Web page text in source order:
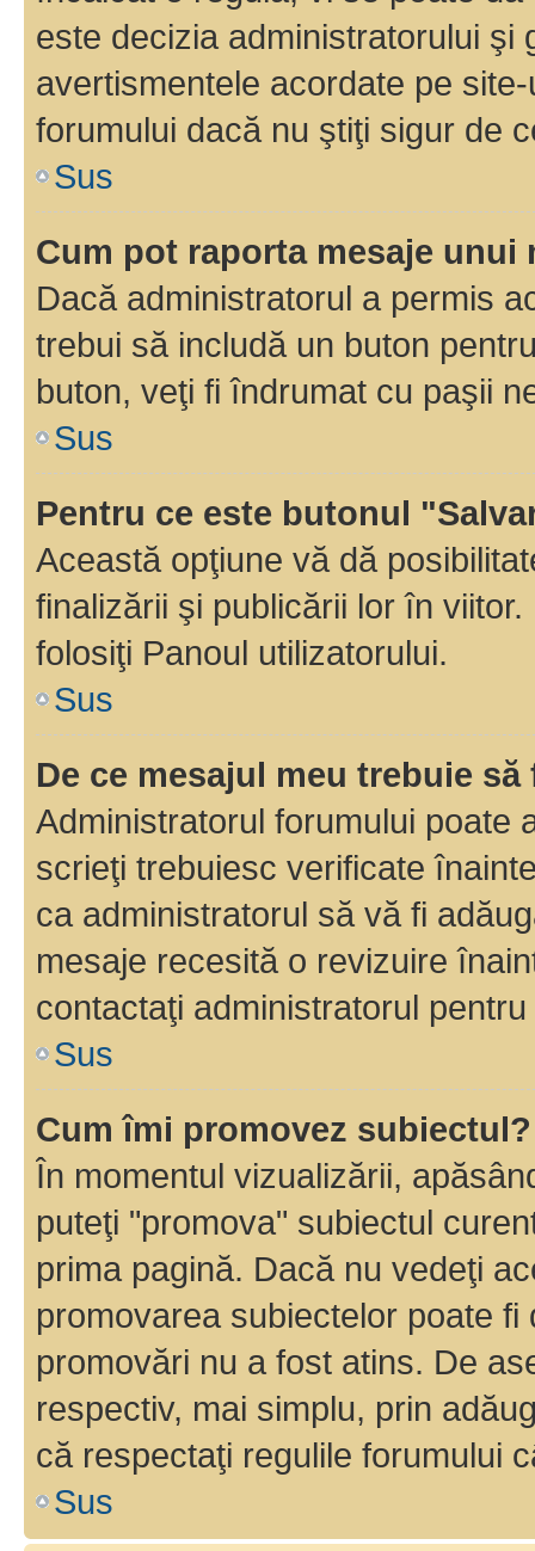
este decizia administratorului şi
avertismentele acordate pe
forumului dacă nu ştiţi sigur de
Sus
Cum pot raporta mesaje unui
Dacă administratorul a permis
trebui să includă un buton
buton, veţi fi îndrumat cu paşii
Sus
Pentru ce este butonul
Această opţiune vă dă
finalizării şi publicării lor în
folosiţi Panoul utilizatorului.
Sus
De ce mesajul meu trebuie
Administratorul forumului poate
scrieţi trebuiesc verificate
ca administratorul să vă fi
mesaje recesită o revizuire
contactaţi administratorul
Sus
Cum îmi promovez subiectul?
În momentul vizualizării,
puteţi "promova" subiectul
prima pagină. Dacă nu vedeţi
promovarea subiectelor poate
promovări nu a fost atins. De
respectiv, mai simplu, prin
că respectaţi regulile forumului
Sus